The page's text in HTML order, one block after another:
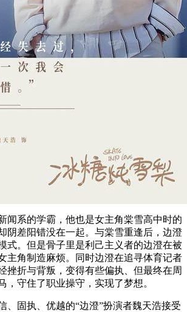
闻系的学霸，他也是女主角棠雪高中时的
阴差阳错没在一起。与棠雪重逢后，边澄
式。但是骨子里是利己主义者的边澄在被
主角制造麻烦。同时边澄在追寻体育记者
挫折与背叛，变得有些偏执、但最终在周
，守住了职业操守，实现了梦想。
、固执、优越的“边澄”扮演者魏天浩接受